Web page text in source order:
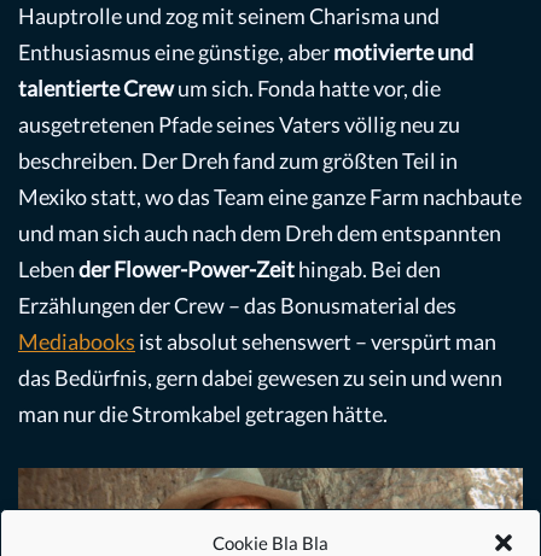
Cookie Bla Bla
Hauptrolle und zog mit seinem Charisma und
Enthusiasmus eine günstige, abermotivierte und
talentierte Crewum sich. Fonda hatte vor, die
ausgetretenen Pfade seines Vaters völlig neu zu
beschreiben. Der Dreh fand zum größten Teil in
Mexiko statt, wo das Team eine ganze Farm nachbaute
und man sich auch nach dem Dreh dem entspannten
Lebender Flower-Power-Zeithingab. Bei den
Erzählungen der Crew – das Bonusmaterial des
Mediabooks ist absolut sehenswert – verspürt man
das Bedürfnis, gern dabei gewesen zu sein und wenn
man nur die Stromkabel getragen hätte.